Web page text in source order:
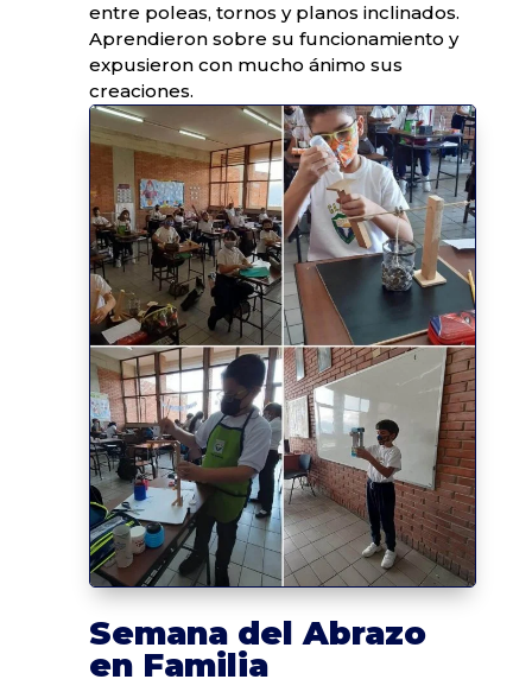
entre poleas, tornos y planos inclinados.
Aprendieron sobre su funcionamiento y
expusieron con mucho ánimo sus
creaciones.
Semana del Abrazo
en Familia